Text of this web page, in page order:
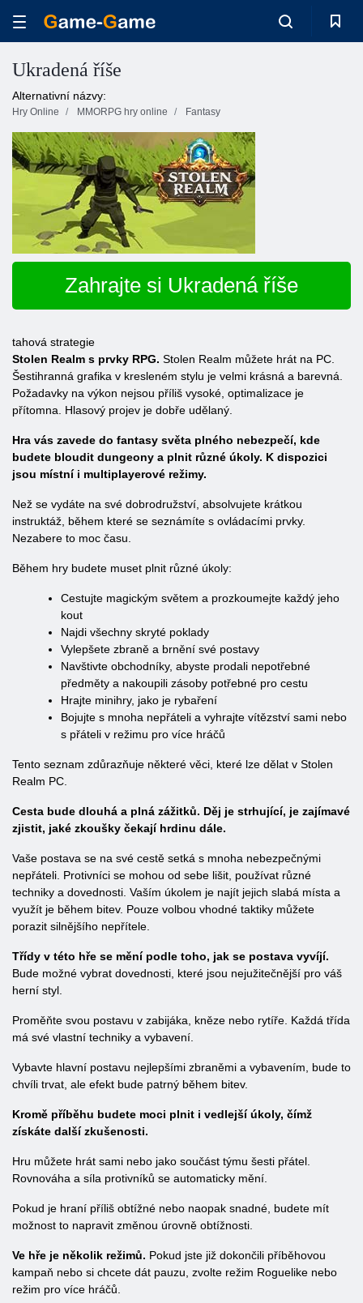
Ukradená říše
Alternativní názvy:
Hry Online MMORPG hry online Fantasy
Zahrajte si Ukradená říše
tahová strategie
Stolen Realm s prvky RPG. Stolen Realm můžete hrát na PC.
Šestihranná grafika v kresleném stylu je velmi krásná a barevná.
Požadavky na výkon nejsou příliš vysoké, optimalizace je
přítomna. Hlasový projev je dobře udělaný.
Hra vás zavede do fantasy světa plného nebezpečí, kde
budete bloudit dungeony a plnit různé úkoly. K dispozici
jsou místní i multiplayerové režimy.
Než se vydáte na své dobrodružství, absolvujete krátkou
instruktáž, během které se seznámíte s ovládacími prvky.
Nezabere to moc času.
Během hry budete muset plnit různé úkoly:
Cestujte magickým světem a prozkoumejte každý jeho
kout
Najdi všechny skryté poklady
Vylepšete zbraně a brnění své postavy
Navštivte obchodníky, abyste prodali nepotřebné
předměty a nakoupili zásoby potřebné pro cestu
Hrajte minihry, jako je rybaření
Bojujte s mnoha nepřáteli a vyhrajte vítězství sami nebo
s přáteli v režimu pro více hráčů
Tento seznam zdůrazňuje některé věci, které lze dělat v Stolen
Realm PC.
Cesta bude dlouhá a plná zážitků. Děj je strhující, je zajímavé
zjistit, jaké zkoušky čekají hrdinu dále.
Vaše postava se na své cestě setká s mnoha nebezpečnými
nepřáteli. Protivníci se mohou od sebe lišit, používat různé
techniky a dovednosti. Vaším úkolem je najít jejich slabá místa a
využít je během bitev. Pouze volbou vhodné taktiky můžete
porazit silnějšího nepřítele.
Třídy v této hře se mění podle toho, jak se postava vyvíjí.
Bude možné vybrat dovednosti, které jsou nejužitečnější pro váš
herní styl.
Proměňte svou postavu v zabijáka, kněze nebo rytíře. Každá třída
má své vlastní techniky a vybavení.
Vybavte hlavní postavu nejlepšími zbraněmi a vybavením, bude to
chvíli trvat, ale efekt bude patrný během bitev.
Kromě příběhu budete moci plnit i vedlejší úkoly, čímž
získáte další zkušenosti.
Hru můžete hrát sami nebo jako součást týmu šesti přátel.
Rovnováha a síla protivníků se automaticky mění.
Pokud je hraní příliš obtížné nebo naopak snadné, budete mít
možnost to napravit změnou úrovně obtížnosti.
Ve hře je několik režimů. Pokud jste již dokončili příběhovou
kampaň nebo si chcete dát pauzu, zvolte režim Roguelike nebo
režim pro více hráčů.